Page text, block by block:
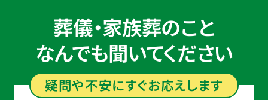
葬儀・家族葬のこと
なんでも聞いてください
疑問や不安にすぐお応えします